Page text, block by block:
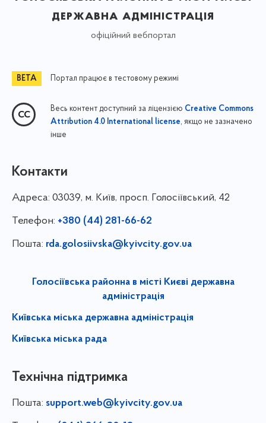
державна адміністрація
офіційний вебпортал
Портал працює в тестовому режимі
Весь контент доступний за ліцензією Creative Commons
Attribution 4.0 International license, якщо не зазначено
інше
Контакти
Адреса: 03039, м. Київ, просп. Голосіївський, 42
Телефон: +380 (44) 281-66-62
Пошта: rda.golosiivska@kyivcity.gov.ua
Голосіївська районна в місті Києві державна
адміністрація
Київська міська державна адміністрація
Київська міська рада
Технічна підтримка
Пошта: support.web@kyivcity.gov.ua